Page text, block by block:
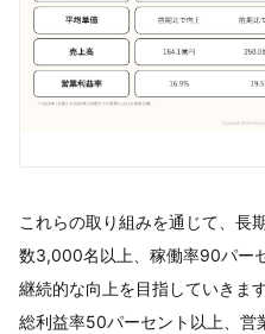
これらの取り組みを通じて、長
数3,000名以上、稼働率90パー
継続的な向上を目指していきま
総利益率50パーセント以上、